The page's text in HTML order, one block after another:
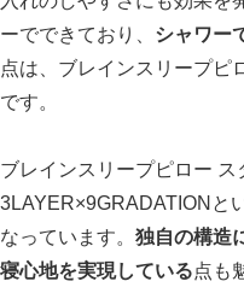
ーでできており、 シャワー
点は、ブレインスリープピ
です。
ブレインスリープピロー ス
3LAYER×9GRADATIONと
なっています。 独自の構造
寝心地を実現している点も